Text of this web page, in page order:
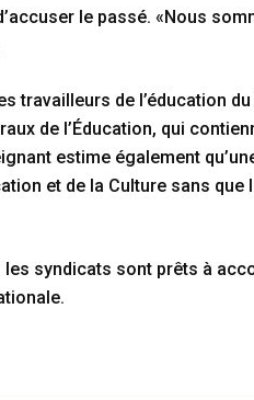
le passé. «Nous
travailleurs de l’éducation du
de l’Éducation, qui
estime également
et de la Culture sans
syndicats sont prêts à